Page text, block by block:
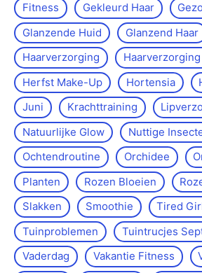
Fitness
Gekleurd Haar
Glanzende Huid
Glanzend Haar
Haarverzorging
Herfst Make-Up
Hortensia
Juni
Krachttraining
Natuurlijke Glow
Nuttige
Ochtendroutine
Orchidee
Planten
Rozen Bloeien
Slakken
Smoothie
Tired
Tuinproblemen
Tuintrucjes
Vaderdag
Vakantie Fitness